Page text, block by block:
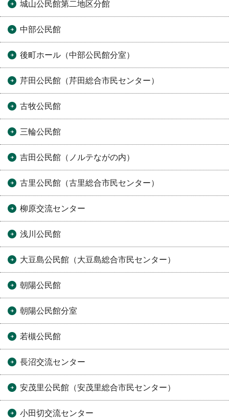
城山公民館第二地区分館
中部公民館
後町ホール（中部公民館分室）
芹田公民館（芹田総合市民センター）
古牧公民館
三輪公民館
吉田公民館（ノルテながの内）
古里公民館（古里総合市民センター）
柳原交流センター
浅川公民館
大豆島公民館（大豆島総合市民センター）
朝陽公民館
朝陽公民館分室
若槻公民館
長沼交流センター
安茂里公民館（安茂里総合市民センター）
小田切交流センター